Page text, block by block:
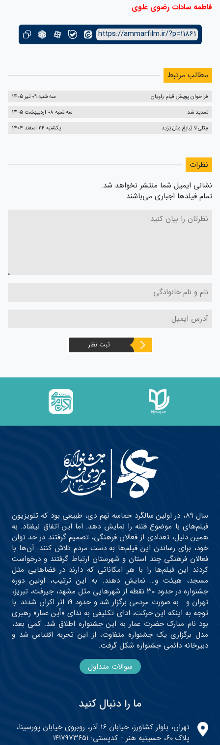
فاطمه سادات رضوی علوی
https://ammarfilm.ir/?p=11861
مطالب مرتبط
فراخوان پویش قیام راویان
سه شنبه 09 تیر 1405
تمدید شد
سه شنبه 08 اردیبهشت 1405
مِثلی لا یُبایِعُ مِثلَ یَزید
یکشنبه 24 اسفند 1404
نظرات
نشانی ایمیل شما منتشر نخواهد شد.
تمام فیلدها اجباری می‌باشند.
ثبت نظر
سال ۸۹، در اولین سالگرد حماسه نهم دی، طبیعی بود که تلویزیون
فیلم‌های با موضوع فتنه را نمایش دهد. اما این اتفاق نیفتاد. به
همین دلیل، تعدادی از فعالان فرهنگی، تصمیم گرفتند در حد توان
خود، برای رساندن این فیلم‌ها به دست مردم تلاش کنند. آن‌ها با
فعالان فرهنگی چند استان و شهرستان ارتباط گرفتند و درخواست
کردند این فیلم‌ها را با هر امکاناتی که دارند در فضاهایی مثل
مسجد، هیئت و… نمایش دهند. به این ترتیب، اولین دوره
جشنواره در حدود ۳۰ نقطه از شهرهایی مثل مشهد، جیرفت، تبریز،
تهران و… به صورت مردمی برگزار شد و حدود ۱۹ اثر اکران شدند. با
توجه به اینکه این حرکت، ادای تکلیفی به ندای «أین عمار» رهبری
بود نام مبارک حضرت عمار به این جشنواره اطلاق شد. کمی بعد،
مدل برگزاری یک جشنواره متفاوت، از این تجربه اقتباس شد و
دبیرخانه دائمی جشنواره شکل گرفت.
سوالات متداول
ما را دنبال کنید
تهران، بلوار کشاورز، خیابان ۱۶ آذر، روبروی خیابان پورسینا،
پلاک ۶۰، حسینیه هنر - کدپستی: ۱۴۱۷۹۷۳۶۵۱